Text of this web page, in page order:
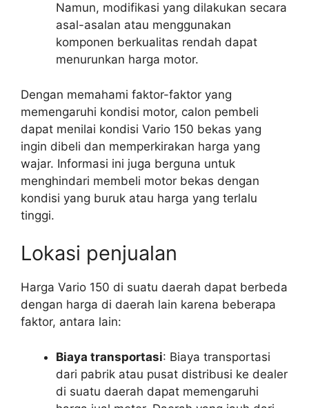
Namun, modifikasi yang dilakukan secara
asal-asalan atau menggunakan
komponen berkualitas rendah dapat
menurunkan harga motor.
Dengan memahami faktor-faktor yang
memengaruhi kondisi motor, calon pembeli
dapat menilai kondisi Vario 150 bekas yang
ingin dibeli dan memperkirakan harga yang
wajar. Informasi ini juga berguna untuk
menghindari membeli motor bekas dengan
kondisi yang buruk atau harga yang terlalu
tinggi.
Lokasi penjualan
Harga Vario 150 di suatu daerah dapat berbeda
dengan harga di daerah lain karena beberapa
faktor, antara lain:
Biaya transportasi: Biaya transportasi
dari pabrik atau pusat distribusi ke dealer
di suatu daerah dapat memengaruhi